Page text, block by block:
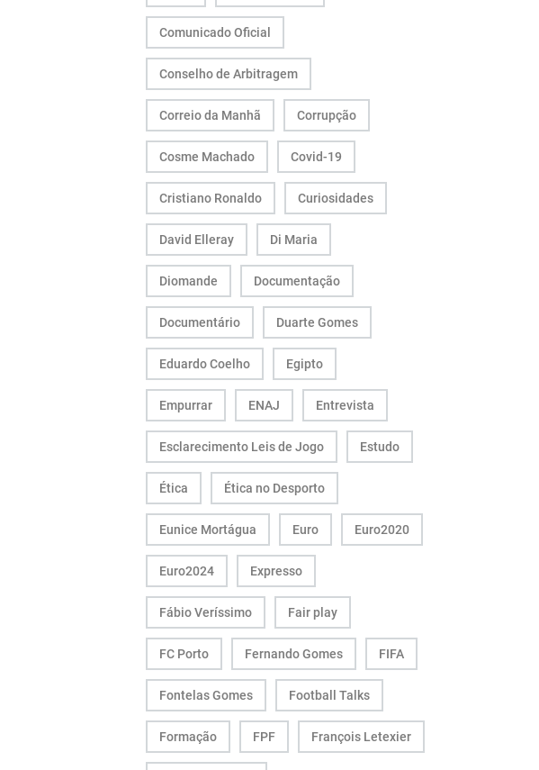
Comunicado Oficial
Conselho de Arbitragem
Correio da Manhã Corrupção
Cosme Machado Covid-19
Cristiano Ronaldo Curiosidades
David Elleray Di Maria
Diomande Documentação
Documentário Duarte Gomes
Eduardo Coelho Egipto
Empurrar ENAJ Entrevista
Esclarecimento Leis de Jogo Estudo
Ética Ética no Desporto
Eunice Mortágua Euro Euro2020
Euro2024 Expresso
Fábio Veríssimo Fair play
FC Porto Fernando Gomes FIFA
Fontelas Gomes Football Talks
Formação FPF François Letexier